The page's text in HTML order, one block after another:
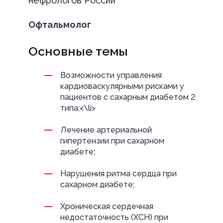
Офтальмолог
Основные темы
Возможности управления
кардиоваскулярными рисками у
пациентов с сахарным диабетом 2
типа;<\li>
Лечение артериальной
гипертензии при сахарном
диабете;
Нарушения ритма сердца при
сахарном диабете;
Хроническая сердечная
недостаточность (ХСН) при